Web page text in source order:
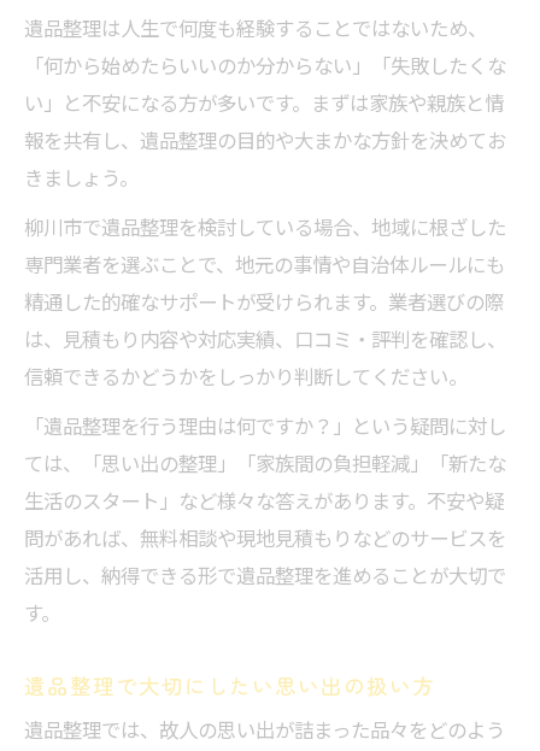
遺品整理は人生で何度も経験することではないため、
「何から始めたらいいのか分からない」「失敗したくな
い」と不安になる方が多いです。まずは家族や親族と情
報を共有し、遺品整理の目的や大まかな方針を決めてお
きましょう。
柳川市で遺品整理を検討している場合、地域に根ざした
専門業者を選ぶことで、地元の事情や自治体ルールにも
精通した的確なサポートが受けられます。業者選びの際
は、見積もり内容や対応実績、口コミ・評判を確認し、
信頼できるかどうかをしっかり判断してください。
「遺品整理を行う理由は何ですか？」という疑問に対し
ては、「思い出の整理」「家族間の負担軽減」「新たな
生活のスタート」など様々な答えがあります。不安や疑
問があれば、無料相談や現地見積もりなどのサービスを
活用し、納得できる形で遺品整理を進めることが大切で
す。
遺品整理で大切にしたい思い出の扱い方
遺品整理では、故人の思い出が詰まった品々をどのよう